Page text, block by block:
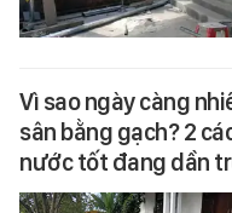
Vì sao ngày càng
sân bằng gạch? 2
nước tốt đang dần